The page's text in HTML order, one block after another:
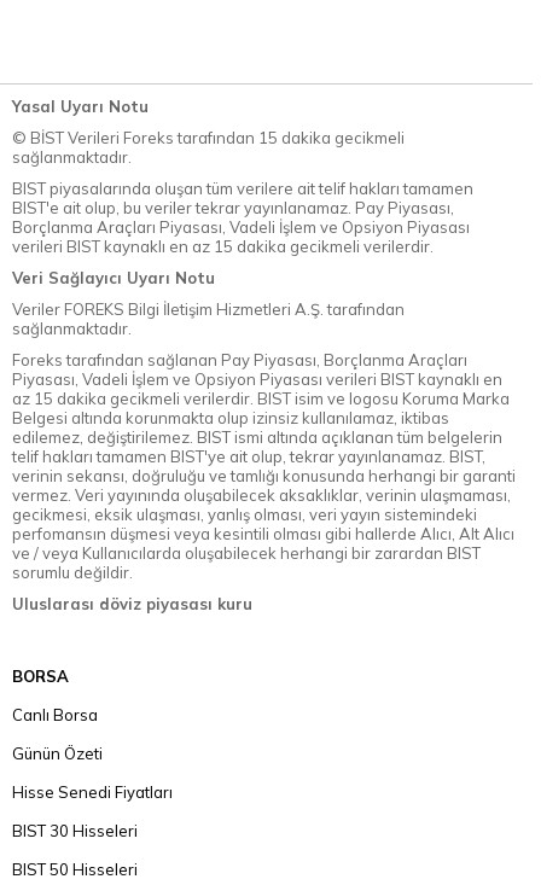
Yasal Uyarı Notu
© BİST Verileri Foreks tarafından 15 dakika gecikmeli
sağlanmaktadır.
BIST piyasalarında oluşan tüm verilere ait telif hakları tamamen
BIST'e ait olup, bu veriler tekrar yayınlanamaz. Pay Piyasası,
Borçlanma Araçları Piyasası, Vadeli İşlem ve Opsiyon Piyasası
verileri BIST kaynaklı en az 15 dakika gecikmeli verilerdir.
Veri Sağlayıcı Uyarı Notu
Veriler FOREKS Bilgi İletişim Hizmetleri A.Ş. tarafından
sağlanmaktadır.
Foreks tarafından sağlanan Pay Piyasası, Borçlanma Araçları
Piyasası, Vadeli İşlem ve Opsiyon Piyasası verileri BIST kaynaklı en
az 15 dakika gecikmeli verilerdir. BIST isim ve logosu Koruma Marka
Belgesi altında korunmakta olup izinsiz kullanılamaz, iktibas
edilemez, değiştirilemez. BIST ismi altında açıklanan tüm belgelerin
telif hakları tamamen BIST'ye ait olup, tekrar yayınlanamaz. BIST,
verinin sekansı, doğruluğu ve tamlığı konusunda herhangi bir garanti
vermez. Veri yayınında oluşabilecek aksaklıklar, verinin ulaşmaması,
gecikmesi, eksik ulaşması, yanlış olması, veri yayın sistemindeki
perfomansın düşmesi veya kesintili olması gibi hallerde Alıcı, Alt Alıcı
ve / veya Kullanıcılarda oluşabilecek herhangi bir zarardan BIST
sorumlu değildir.
Uluslarası döviz piyasası kuru
BORSA
Canlı Borsa
Günün Özeti
Hisse Senedi Fiyatları
BIST 30 Hisseleri
BIST 50 Hisseleri